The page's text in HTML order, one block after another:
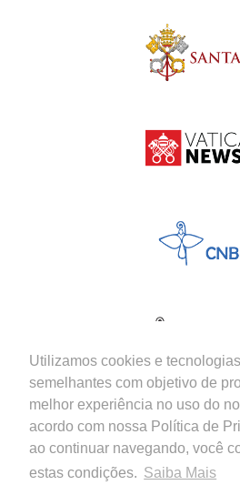
Utilizamos cookies e tecnologias
semelhantes com objetivo de
melhor experiência no uso do
acordo com nossa Política de
ao continuar navegando, você
estas condições. Saiba Mais